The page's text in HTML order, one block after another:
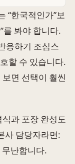
“한국적인가”보
를 봐야 합니다.
응하기 조심스
할 수 있습니다.
면 선택이 훨씬
과 포장 완성도
사 담당자라면:
난합니다.